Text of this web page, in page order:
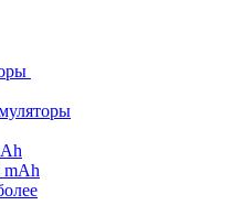
mAh